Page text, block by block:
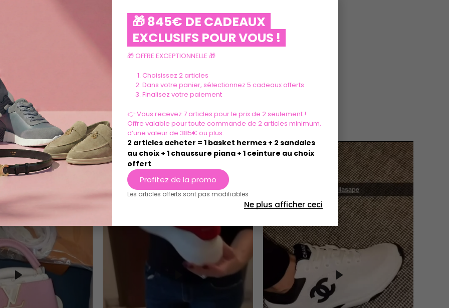
VOIR PLUS
Ils parlent de nous
Play
🎁 845€ DE CADEAUX
EXCLUSIFS POUR VOUS !
🎁 OFFRE EXCEPTIONNELLE 🎁
Choisissez 2 articles
Dans votre panier, sélectionnez 5 cadeaux offerts
Finalisez votre paiement
👉 Vous recevez 7 articles pour le prix de 2 seulement !
Offre valable pour toute commande de 2 articles minimum,
d’une valeur de 385€ ou plus.
2 articles acheter = 1 basket hermes + 2 sandales
au choix + 1 chaussure piana + 1 ceinture au choix
offert
Profitez de la promo
Les articles offerts sont pas modifiables
Ne plus afficher ceci